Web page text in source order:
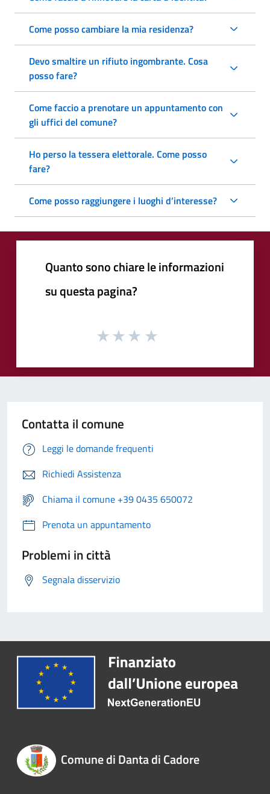
Come posso cambiare la mia residenza?
Devo smaltire un rifiuto ingombrante. Cosa
posso fare?
Come faccio a prenotare un appuntamento con
gli uffici del comune?
Ho perso la tessera elettorale. Come posso
fare?
Come posso raggiungere i luoghi d’interesse?
Quanto sono chiare le informazioni
su questa pagina?
Contatta il comune
Leggi le domande frequenti
Richiedi Assistenza
Chiama il comune +39 0435 650072
Prenota un appuntamento
Problemi in città
Segnala disservizio
Comune di Danta di Cadore